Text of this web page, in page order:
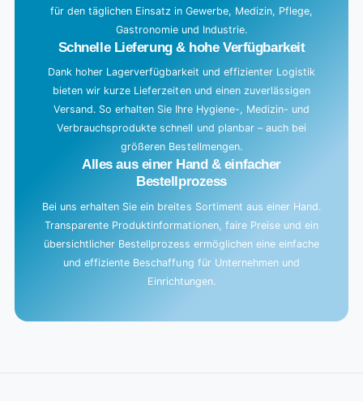
für den täglichen Einsatz in Gewerbe, Medizin, Pflege,
Gastronomie und Industrie.
Schnelle Lieferung & hohe Verfügbarkeit
Dank hoher Lagerverfügbarkeit und effizienter Logistik
bieten wir kurze Lieferzeiten und einen zuverlässigen
Versand. So erhalten Sie Ihre Hygiene-, Medizin- und
Verbrauchsprodukte schnell und planbar – auch bei
größeren Bestellmengen.
Alles aus einer Hand & einfacher
Bestellprozess
Bei uns erhalten Sie ein breites Sortiment aus einer Hand.
Transparente Produktinformationen, faire Preise und ein
übersichtlicher Bestellprozess ermöglichen eine einfache
und effiziente Beschaffung für Unternehmen und
Einrichtungen.